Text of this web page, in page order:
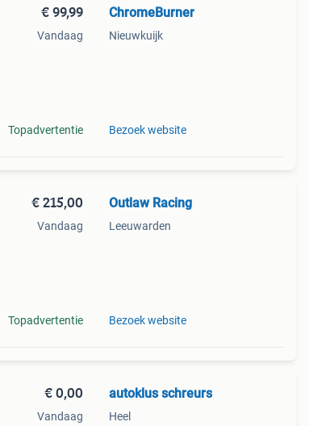
€ 99,99
Vandaag
Topadvertentie
ChromeBurner
Nieuwkuijk
Bezoek website
€ 215,00
Vandaag
Topadvertentie
Outlaw Racing
Leeuwarden
Bezoek website
€ 0,00
Vandaag
autoklus schreurs
Heel